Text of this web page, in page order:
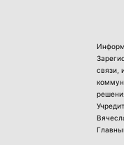
связи,